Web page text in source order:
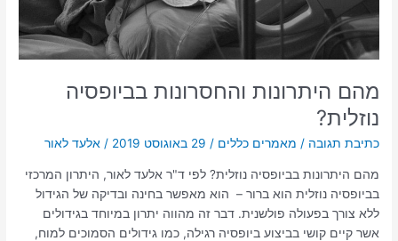
מהם היתרונות והחסרונות בביופסיה
נוזלית?
כתיבת תגובה / מאמרים כללים / 29 באוגוסט 2019 /אלעד לאור
מהם היתרונות בביופסיה נוזלית? לפי ד"ר אלעד לאור, היתרון המרכזי
בביופסיה נוזלית הוא ברור – הוא מאפשר בחינה ובדיקה של הגידול
ללא צורך בפעולה פולשנית. דבר זה מהווה יתרון במיוחד בגידולים
אשר קיים קושי בביצוע ביופסיה רגילה, כמו גידולים הסמוכים למוח,